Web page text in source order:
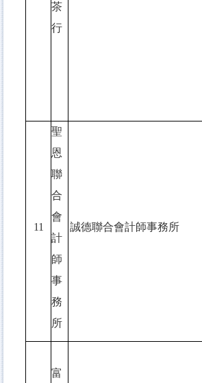
茶
行
11
聖
恩
聯
合
會
計
師
事
務
所
誠德聯合會計師事務所
富